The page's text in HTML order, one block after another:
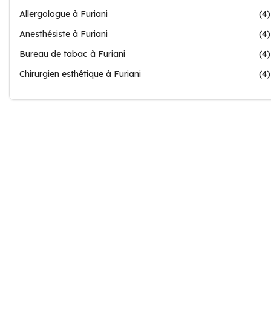
Allergologue à Furiani
(4)
Anesthésiste à Furiani
(4)
Bureau de tabac à Furiani
(4)
Chirurgien esthétique à Furiani
(4)